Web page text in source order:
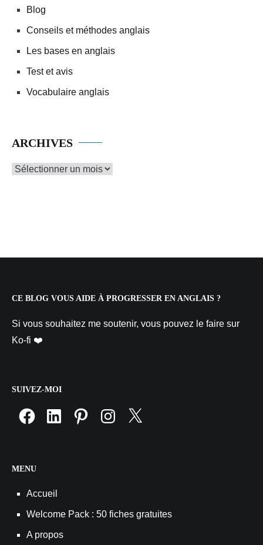
Blog
Conseils et méthodes anglais
Les bases en anglais
Test et avis
Vocabulaire anglais
ARCHIVES
Archives
CE BLOG VOUS AIDE À PROGRESSER EN ANGLAIS ?
Si vous souhaitez me soutenir, vous pouvez le faire sur
Ko-fi ❤️
SUIVEZ-MOI
FacebookLinkedInPinterestInstagram
X
MENU
Accueil
Welcome Pack : 50 fiches gratuites
A propos